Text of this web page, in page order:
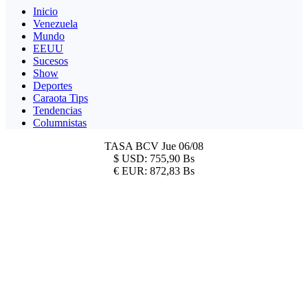
Inicio
Venezuela
Mundo
EEUU
Sucesos
Show
Deportes
Caraota Tips
Tendencias
Columnistas
TASA BCV Jue 06/08
$ USD: 755,90 Bs
€ EUR: 872,83 Bs